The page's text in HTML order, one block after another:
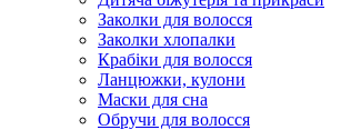
Заколки для волосся
Заколки хлопалки
Крабіки для волосся
Ланцюжки, кулони
Маски для сна
Обручи для волосся